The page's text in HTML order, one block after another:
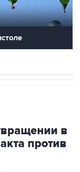
в
против